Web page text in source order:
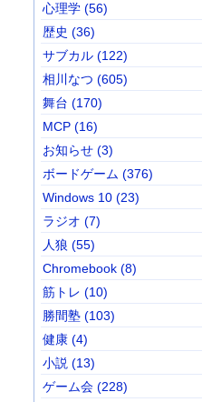
心理学 (56)
歴史 (36)
サブカル (122)
相川なつ (605)
舞台 (170)
MCP (16)
お知らせ (3)
ボードゲーム (376)
Windows 10 (23)
ラジオ (7)
人狼 (55)
Chromebook (8)
筋トレ (10)
勝間塾 (103)
健康 (4)
小説 (13)
ゲーム会 (228)